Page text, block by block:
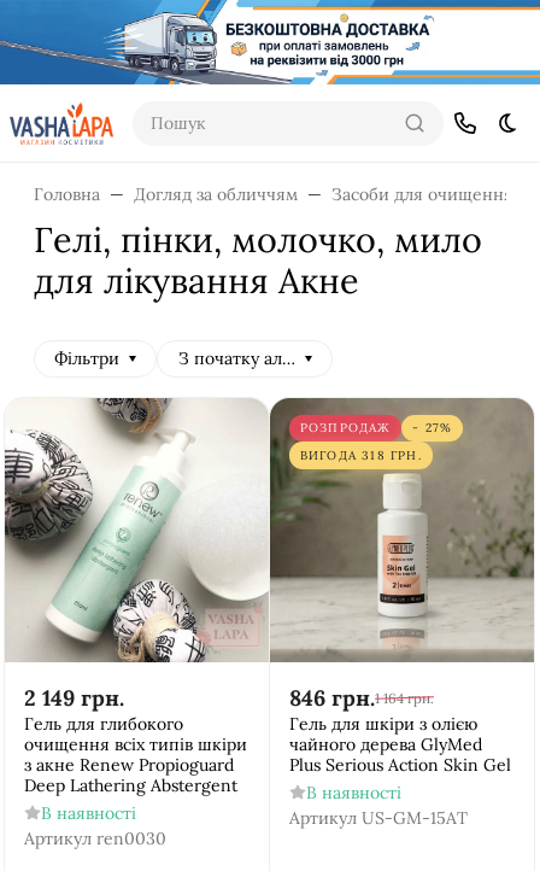
Пошук
Головна Догляд за обличчям Засоби для очищення
Гелі, пінки, молочко, мило
для лікування Акне
Фільтри З початку алфавіту
2 149 грн.
Гель для глибокого
очищення всіх типів шкіри
з акне Renew Propioguard
Deep Lathering Abstergent
В наявності
Артикул ren0030
РОЗПРОДАЖ
- 27%
ВИГОДА318 ГРН.
846 грн.1 164 грн.
Гель для шкіри з олією
чайного дерева GlyMed
Plus Serious Action Skin Gel
В наявності
Артикул US-GM-15AT